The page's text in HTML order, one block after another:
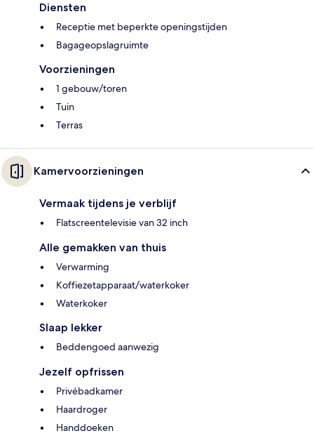
Diensten
Receptie met beperkte openingstijden
Bagageopslagruimte
Voorzieningen
1 gebouw/toren
Tuin
Terras
Kamervoorzieningen
Vermaak tijdens je verblijf
Flatscreentelevisie van 32 inch
Alle gemakken van thuis
Verwarming
Koffiezetapparaat/waterkoker
Waterkoker
Slaap lekker
Beddengoed aanwezig
Jezelf opfrissen
Privébadkamer
Haardroger
Handdoeken